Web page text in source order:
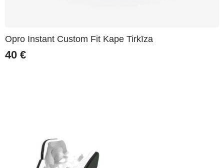
Opro Instant Custom Fit Kape Tirkīza
40 €